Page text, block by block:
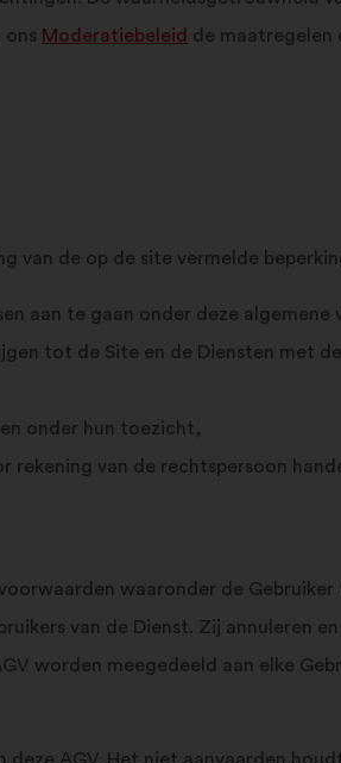
ons Moderatiebeleid de maatregelen
van de op de site vermelde
aan te gaan onder deze algemene
tot de Site en de Diensten met
onder hun toezicht,
van de rechtspersoon
voorwaarden waaronder de
van de Dienst. Zij annuleren
worden meegedeeld aan elke